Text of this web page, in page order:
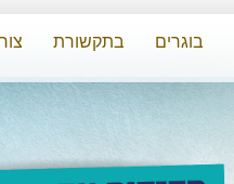
בוגרים בתקשורת